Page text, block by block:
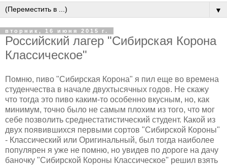
▼
вторник, 16 июня 2015 г.
Российский лагер "Сибирская Корона
Классическое"
Помню, пиво "Сибирская Корона" я пил еще во времена
студенчества в начале двухтысячных годов. Не скажу
что тогда это пиво каким-то особенно вкусным, но, как
минимум, точно было не самым плохим из того, что мог
себе позволить среднестатистический студент. Какой из
двух появившихся первыми сортов "Сибирской Короны"
- Классический или Оригинальный, был тогда наиболее
популярен я уже не помню, но увидев по дороге на дачу
баночку "Сибирской Короны Классическое" решил взять